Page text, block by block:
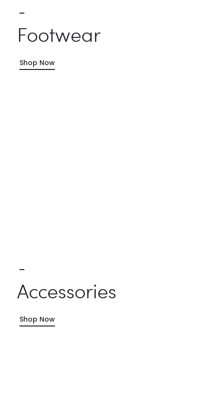
Footwear
Shop Now
Accessories
Shop Now